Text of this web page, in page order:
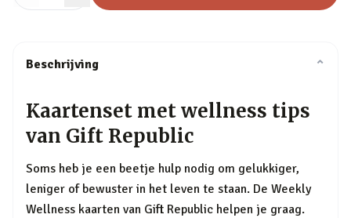
Beschrijving ⌄
Kaartenset met wellness tips
van Gift Republic
Soms heb je een beetje hulp nodig om gelukkiger,
leniger of bewuster in het leven te staan. De Weekly
Wellness kaarten van Gift Republic helpen je graag.